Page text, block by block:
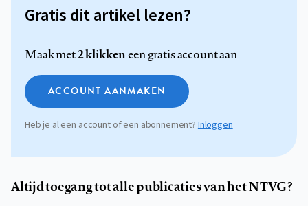
Gratis dit artikel lezen?
Maak met2 klikkeneen gratis account aan
ACCOUNT AANMAKEN
Heb je al een account of een abonnement? Inloggen
Altijd toegang tot alle publicaties van het NTVG?